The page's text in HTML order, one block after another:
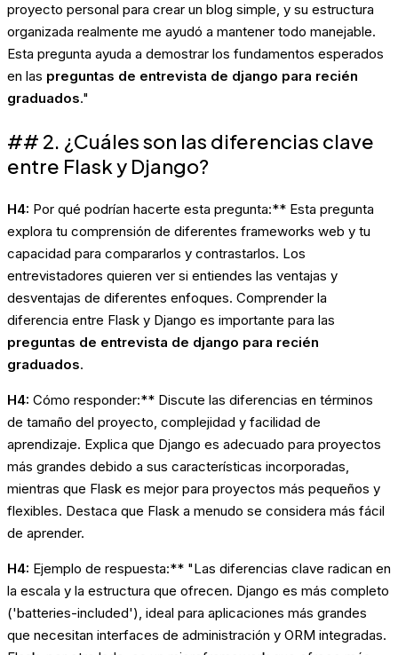
proyecto personal para crear un blog simple, y su estructura
organizada realmente me ayudó a mantener todo manejable.
Esta pregunta ayuda a demostrar los fundamentos esperados
en las preguntas de entrevista de django para recién
graduados."
## 2. ¿Cuáles son las diferencias clave
entre Flask y Django?
H4: Por qué podrían hacerte esta pregunta:** Esta pregunta
explora tu comprensión de diferentes frameworks web y tu
capacidad para compararlos y contrastarlos. Los
entrevistadores quieren ver si entiendes las ventajas y
desventajas de diferentes enfoques. Comprender la
diferencia entre Flask y Django es importante para las
preguntas de entrevista de django para recién
graduados.
H4: Cómo responder:** Discute las diferencias en términos
de tamaño del proyecto, complejidad y facilidad de
aprendizaje. Explica que Django es adecuado para proyectos
más grandes debido a sus características incorporadas,
mientras que Flask es mejor para proyectos más pequeños y
flexibles. Destaca que Flask a menudo se considera más fácil
de aprender.
H4: Ejemplo de respuesta:** "Las diferencias clave radican en
la escala y la estructura que ofrecen. Django es más completo
('batteries-included'), ideal para aplicaciones más grandes
que necesitan interfaces de administración y ORM integradas.